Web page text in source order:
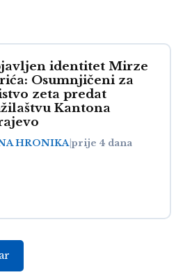
identitet Mirze
Osumnjičeni za
zeta predat
Kantona
HRONIKAprije 4 dana